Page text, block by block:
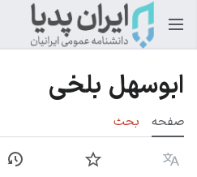
ابوسهل بلخی
صفحه بحث
زبان پیگیری